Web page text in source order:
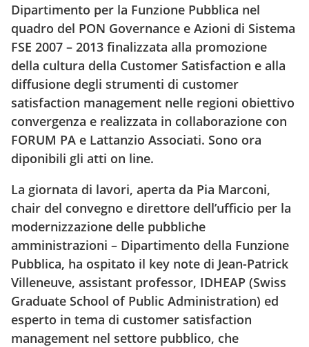
Dipartimento per la Funzione Pubblica nel
quadro del PON Governance e Azioni di Sistema
FSE 2007 – 2013 finalizzata alla promozione
della cultura della Customer Satisfaction e alla
diffusione degli strumenti di customer
satisfaction management nelle regioni obiettivo
convergenza e realizzata in collaborazione con
FORUM PA e Lattanzio Associati. Sono ora
diponibili gli atti on line.
La giornata di lavori, aperta da Pia Marconi,
chair del convegno e direttore dell’ufficio per la
modernizzazione delle pubbliche
amministrazioni – Dipartimento della Funzione
Pubblica, ha ospitato il key note di Jean-Patrick
Villeneuve, assistant professor, IDHEAP (Swiss
Graduate School of Public Administration) ed
esperto in tema di customer satisfaction
management nel settore pubblico, che